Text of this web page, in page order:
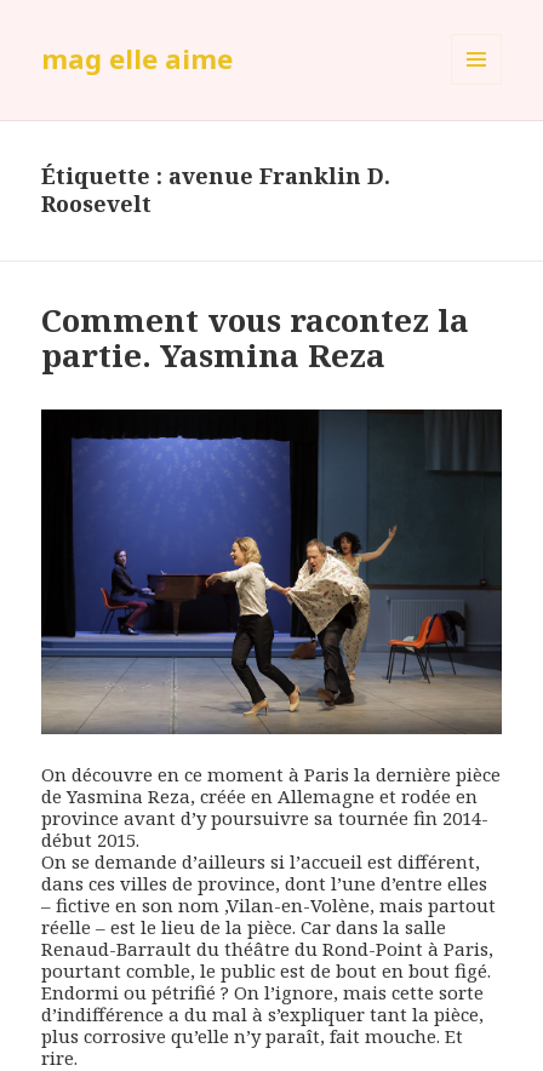
mag elle aime
Étiquette : avenue Franklin D.
Roosevelt
Comment vous racontez la
partie. Yasmina Reza
On découvre en ce moment à Paris la dernière pièce
de Yasmina Reza, créée en Allemagne et rodée en
province avant d’y poursuivre sa tournée fin 2014-
début 2015.
On se demande d’ailleurs si l’accueil est différent,
dans ces villes de province, dont l’une d’entre elles
– fictive en son nom ,Vilan-en-Volène, mais partout
réelle – est le lieu de la pièce. Car dans la salle
Renaud-Barrault du théâtre du Rond-Point à Paris,
pourtant comble, le public est de bout en bout figé.
Endormi ou pétrifié ? On l’ignore, mais cette sorte
d’indifférence a du mal à s’expliquer tant la pièce,
plus corrosive qu’elle n’y paraît, fait mouche. Et
rire.